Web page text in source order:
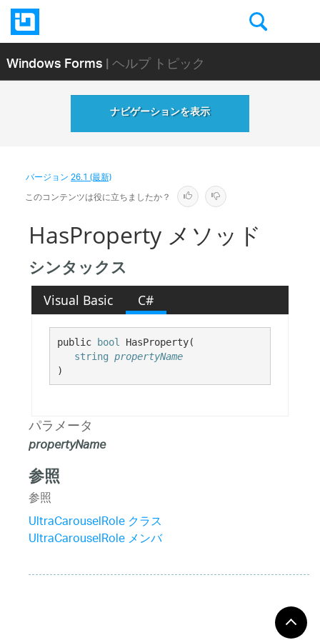
Windows Forms| ヘルプ トピック
ナビゲーションを表示
バージョン26.1 (最新)
このコンテンツは役に立ちましたか？
HasProperty メソッド
シンタックス
Visual Basic C#
public bool
HasProperty(
string propertyName
)
パラメータ
propertyName
参照
参照
UltraCarouselRole クラス
UltraCarouselRole メンバ